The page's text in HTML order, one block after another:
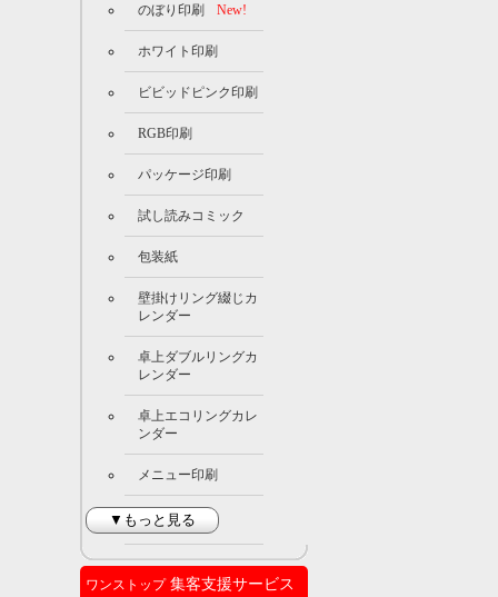
のぼり印刷 New!
ホワイト印刷
ビビッドピンク印刷
RGB印刷
パッケージ印刷
試し読みコミック
包装紙
壁掛けリング綴じカ
レンダー
卓上ダブルリングカ
レンダー
卓上エコリングカレ
ンダー
メニュー印刷
▼もっと見る
ワンストップ集客支援サービス